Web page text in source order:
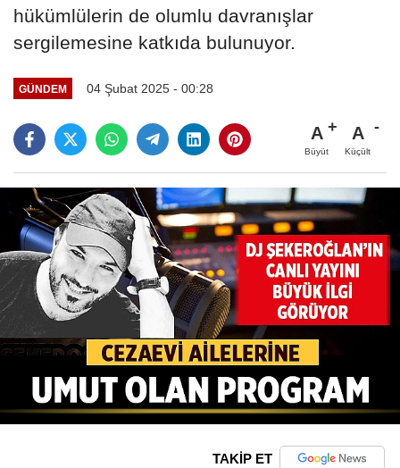
hükümlülerin de olumlu davranışlar
sergilemesine katkıda bulunuyor.
GÜNDEM 04 Şubat 2025 - 00:28
A
Büyüt
A
Küçült
TAKİP ET